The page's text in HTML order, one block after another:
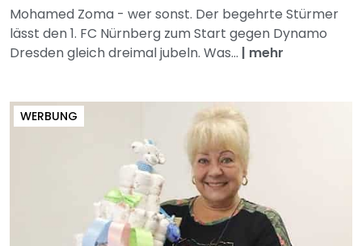
Mohamed Zoma - wer sonst. Der begehrte Stürmer
lässt den 1. FC Nürnberg zum Start gegen Dynamo
Dresden gleich dreimal jubeln. Was... | mehr
WERBUNG